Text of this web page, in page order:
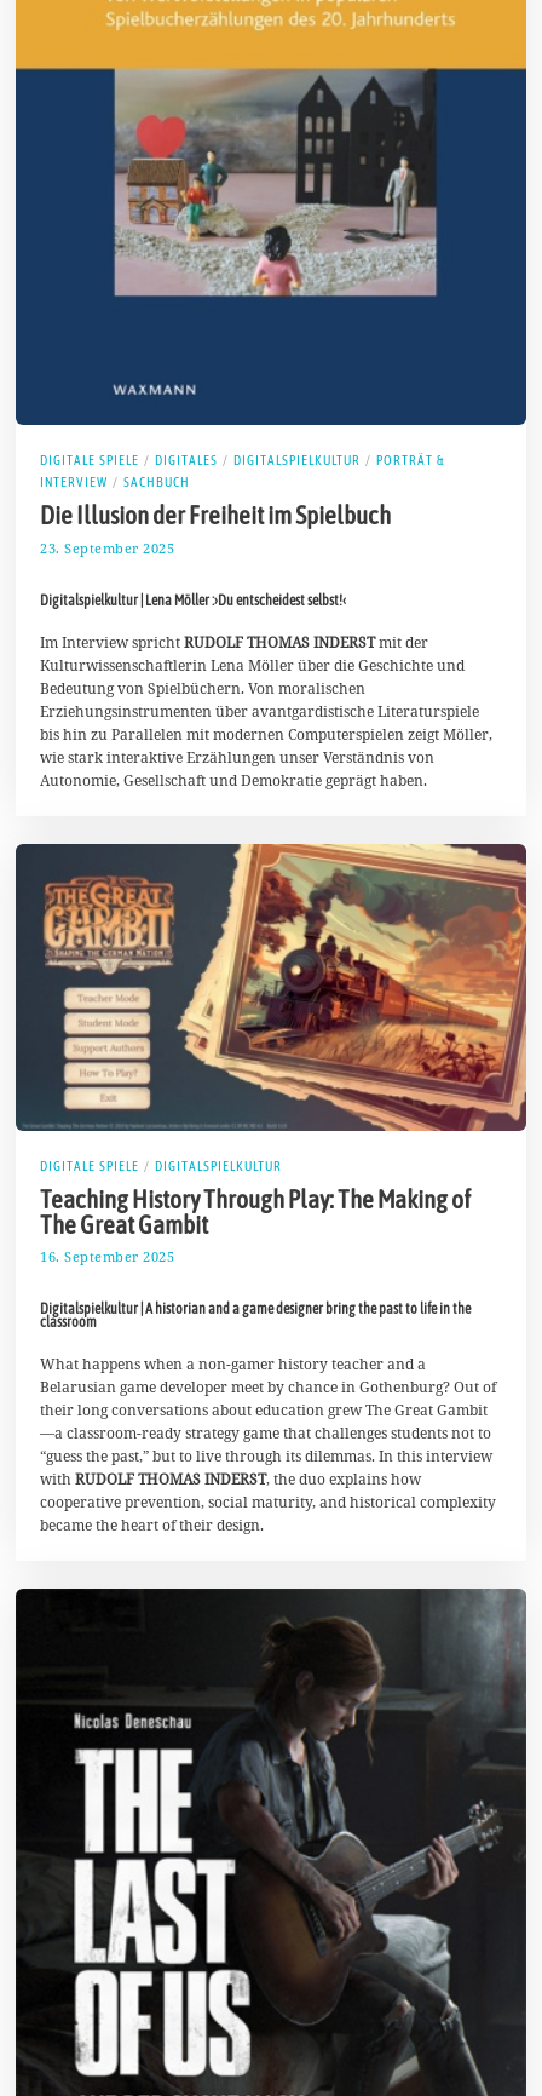
DIGITALE SPIELE / DIGITALES / DIGITALSPIELKULTUR / PORTRÄT &
INTERVIEW / SACHBUCH
Die Illusion der Freiheit im Spielbuch
23. September 2025
k
o
b
e
r
2
0
5
Digitalspielkultur | Lena Möller :›Du entscheidest selbst!‹
Im Interview sprichtRUDOLF THOMAS INDERSTmit der
Kulturwissenschaftlerin Lena Möller über die Geschichte und
Bedeutung von Spielbüchern. Von moralischen
Erziehungsinstrumenten über avantgardistische Literaturspiele
bis hin zu Parallelen mit modernen Computerspielen zeigt Möller,
wie stark interaktive Erzählungen unser Verständnis von
Autonomie, Gesellschaft und Demokratie geprägt haben.
DIGITALE SPIELE / DIGITALSPIELKULTUR
Teaching History Through Play: The Making of
The Great Gambit
16. September 2025
S
t
e
m
b
e
r
2
0
2
5
Digitalspielkultur | A historian and a game designer bring the past to life in the
classroom
What happens when a non-gamer history teacher and a
Belarusian game developer meet by chance in Gothenburg? Out of
their long conversations about education grew The Great Gambit
—a classroom-ready strategy game that challenges students not to
“guess the past,” but to live through its dilemmas. In this interview
withRUDOLF THOMAS INDERST, the duo explains how
cooperative prevention, social maturity, and historical complexity
became the heart of their design.